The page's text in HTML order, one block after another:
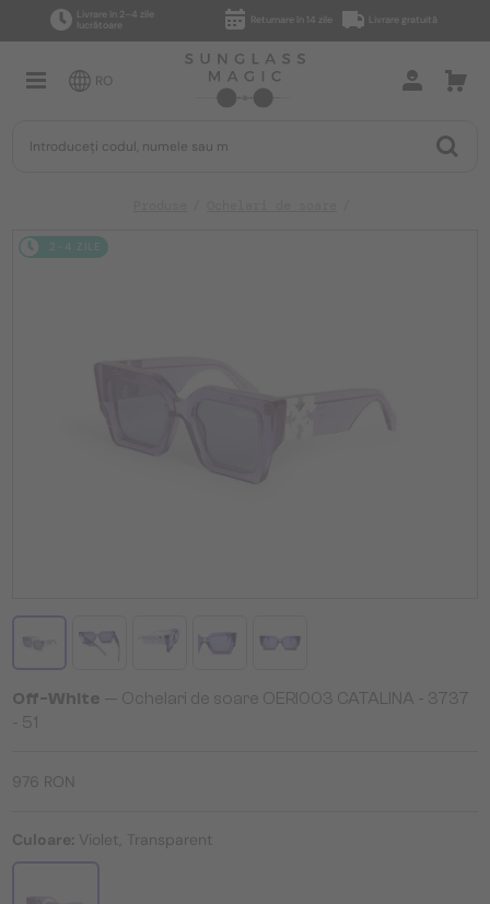
Livrare în 2–4 zile
lucrătoare
Returnare în 14 zile Livrare gratuită
RO
2-4 ZILE
Off-White — Ochelari de soare OERI003 CATALINA - 3737
- 51
976 RON
Culoare: Violet, Transparent